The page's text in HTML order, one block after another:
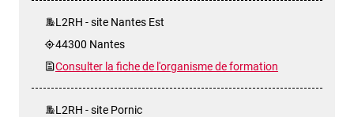
L2RH - site Nantes Est
44300 Nantes
Consulter la fiche de l'organisme de formation
L2RH - site Pornic